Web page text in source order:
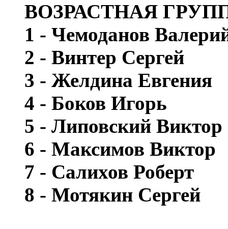
ВОЗРАСТНАЯ
1 - Чемоданов
2 - Винтер Сергей
3 - Желдина Евгения
4 - Боков Игорь
5 - Липовский Виктор
6 - Максимов Виктор
7 - Салихов Роберт
8 - Мотякин Сергей